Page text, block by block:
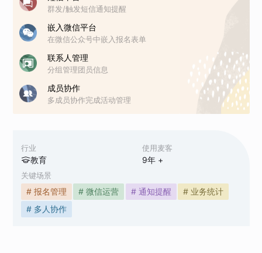
行业
教育
使用麦客
9年 +
关键场景
# 报名管理 # 微信运营 # 通知提醒
# 业务统计
# 多人协作
群发/触发短信通知提醒
嵌入微信平台
在微信公众号中嵌入报名表单
联系人管理
分组管理团员信息
成员协作
多成员协作完成活动管理